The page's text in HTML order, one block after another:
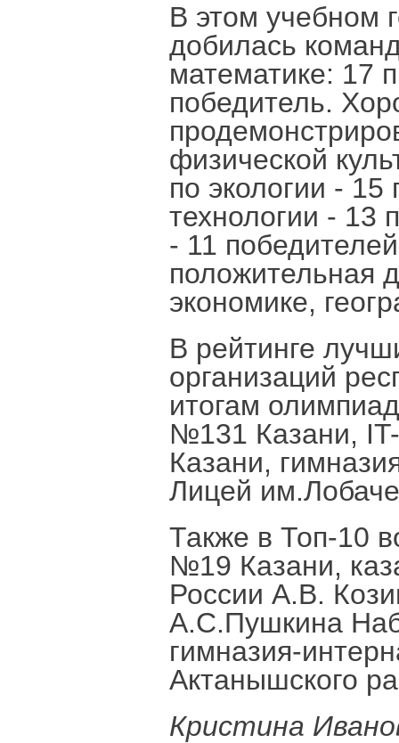
В этом учебном
добилась
математике: 17
победитель.
физической
по экологии -
технологии - 13
- 11
положительная
экономике,
В рейтинге
организаций
итогам
№131 Казани,
Казани,
Лицей
Также в Топ-10
№19 Казани,
России А.В.
А.С.Пушкина
гимназия-
Актанышского
Кристина